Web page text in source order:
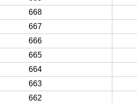
668
667
666
665
664
663
662